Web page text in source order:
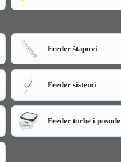
Feeder štapovi
Feeder sistemi
Feeder torbe i posude